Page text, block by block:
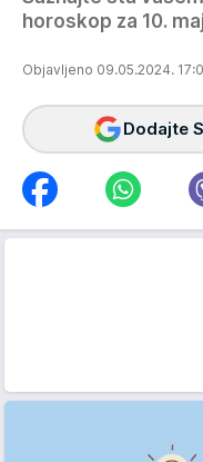
horoskop za 10.
Objavljeno 09.05.2024.
Dodajte